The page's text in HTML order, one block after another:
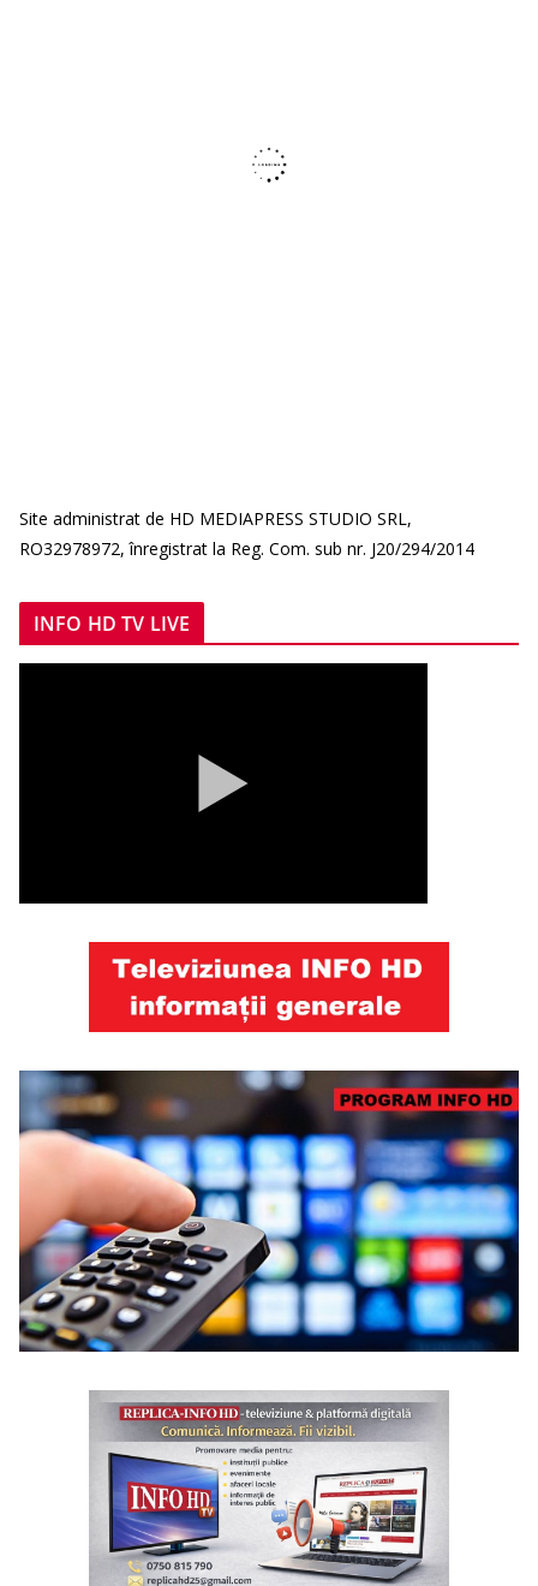
Site administrat de HD MEDIAPRESS STUDIO SRL,
RO32978972, înregistrat la Reg. Com. sub nr. J20/294/2014
INFO HD TV LIVE